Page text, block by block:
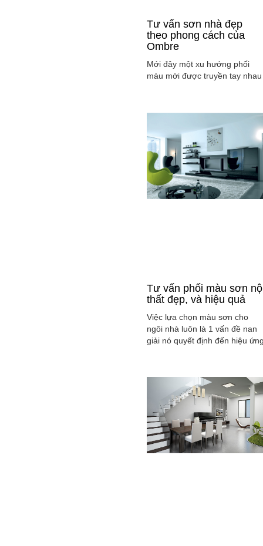
Tư vấn sơn nhà đẹp
theo phong cách của
Ombre
Mới đây một xu hướng phối
màu mới được truyền tay nhau
Ombre, cách phối màu sắc tinh
tế sao cho màu sắc chuyển
từ tông nhạt sang đậm, từ
sang tối hay ngược lại. Cùng
tìm hiểu phong các này qua
việc ...
Tư vấn phối màu sơn
thất đẹp, và hiệu quả
Việc lựa chọn màu sơn cho
ngôi nhà luôn là 1 vấn đề nan
giải nó quyết định đến hiệu
của gia đình bạn.